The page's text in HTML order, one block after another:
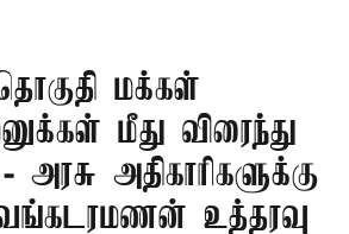
மக்கள்
மீது விரைந்து
அதிகாரிகளுக்கு
உத்தரவு